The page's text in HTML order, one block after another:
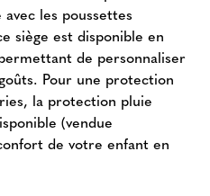
les poussettes
siège est disponible en
de personnaliser
Pour une protection
la protection pluie
(vendue
de votre enfant en